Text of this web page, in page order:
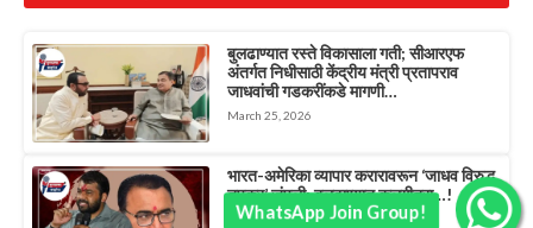
बुलढाण्यात रस्ते विकासाला गती; सीआरएफ
अंतर्गत निधीसाठी केंद्रीय मंत्री प्रतापराव
जाधवांची गडकरींकडे मागणी…
March 25, 2026
भारत-अमेरिका व्यापार करारावरून ‘जाधव विरुद्ध
तुपकर’ जुंपली; बुलढाण्यात कलगीतुरा…!
February 17, 2026
WhatsApp Join Group!